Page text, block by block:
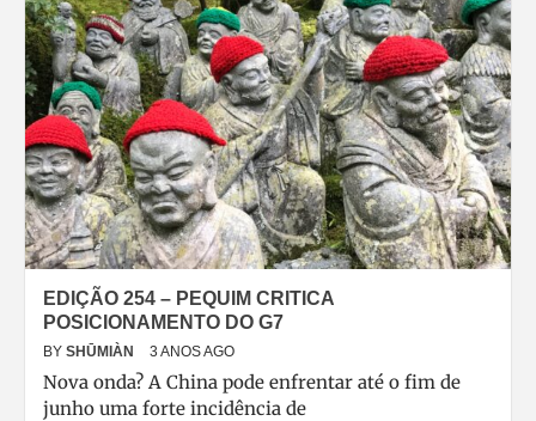
EDIÇÃO 254 – PEQUIM CRITICA
POSICIONAMENTO DO G7
BY SHŪMIÀN 3 ANOS AGO
Nova onda? A China pode enfrentar até o fim de
junho uma forte incidência de